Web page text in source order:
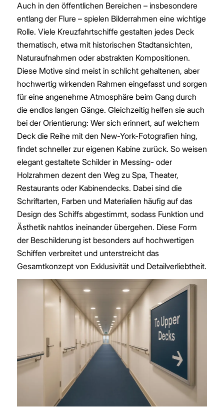
Auch in den öffentlichen Bereichen – insbesondere
entlang der Flure – spielen Bilderrahmen eine wichtige
Rolle. Viele Kreuzfahrtschiffe gestalten jedes Deck
thematisch, etwa mit historischen Stadtansichten,
Naturaufnahmen oder abstrakten Kompositionen.
Diese Motive sind meist in schlicht gehaltenen, aber
hochwertig wirkenden Rahmen eingefasst und sorgen
für eine angenehme Atmosphäre beim Gang durch
die endlos langen Gänge. Gleichzeitig helfen sie auch
bei der Orientierung: Wer sich erinnert, auf welchem
Deck die Reihe mit den New-York-Fotografien hing,
findet schneller zur eigenen Kabine zurück. So weisen
elegant gestaltete Schilder in Messing- oder
Holzrahmen dezent den Weg zu Spa, Theater,
Restaurants oder Kabinendecks. Dabei sind die
Schriftarten, Farben und Materialien häufig auf das
Design des Schiffs abgestimmt, sodass Funktion und
Ästhetik nahtlos ineinander übergehen. Diese Form
der Beschilderung ist besonders auf hochwertigen
Schiffen verbreitet und unterstreicht das
Gesamtkonzept von Exklusivität und Detailverliebtheit.